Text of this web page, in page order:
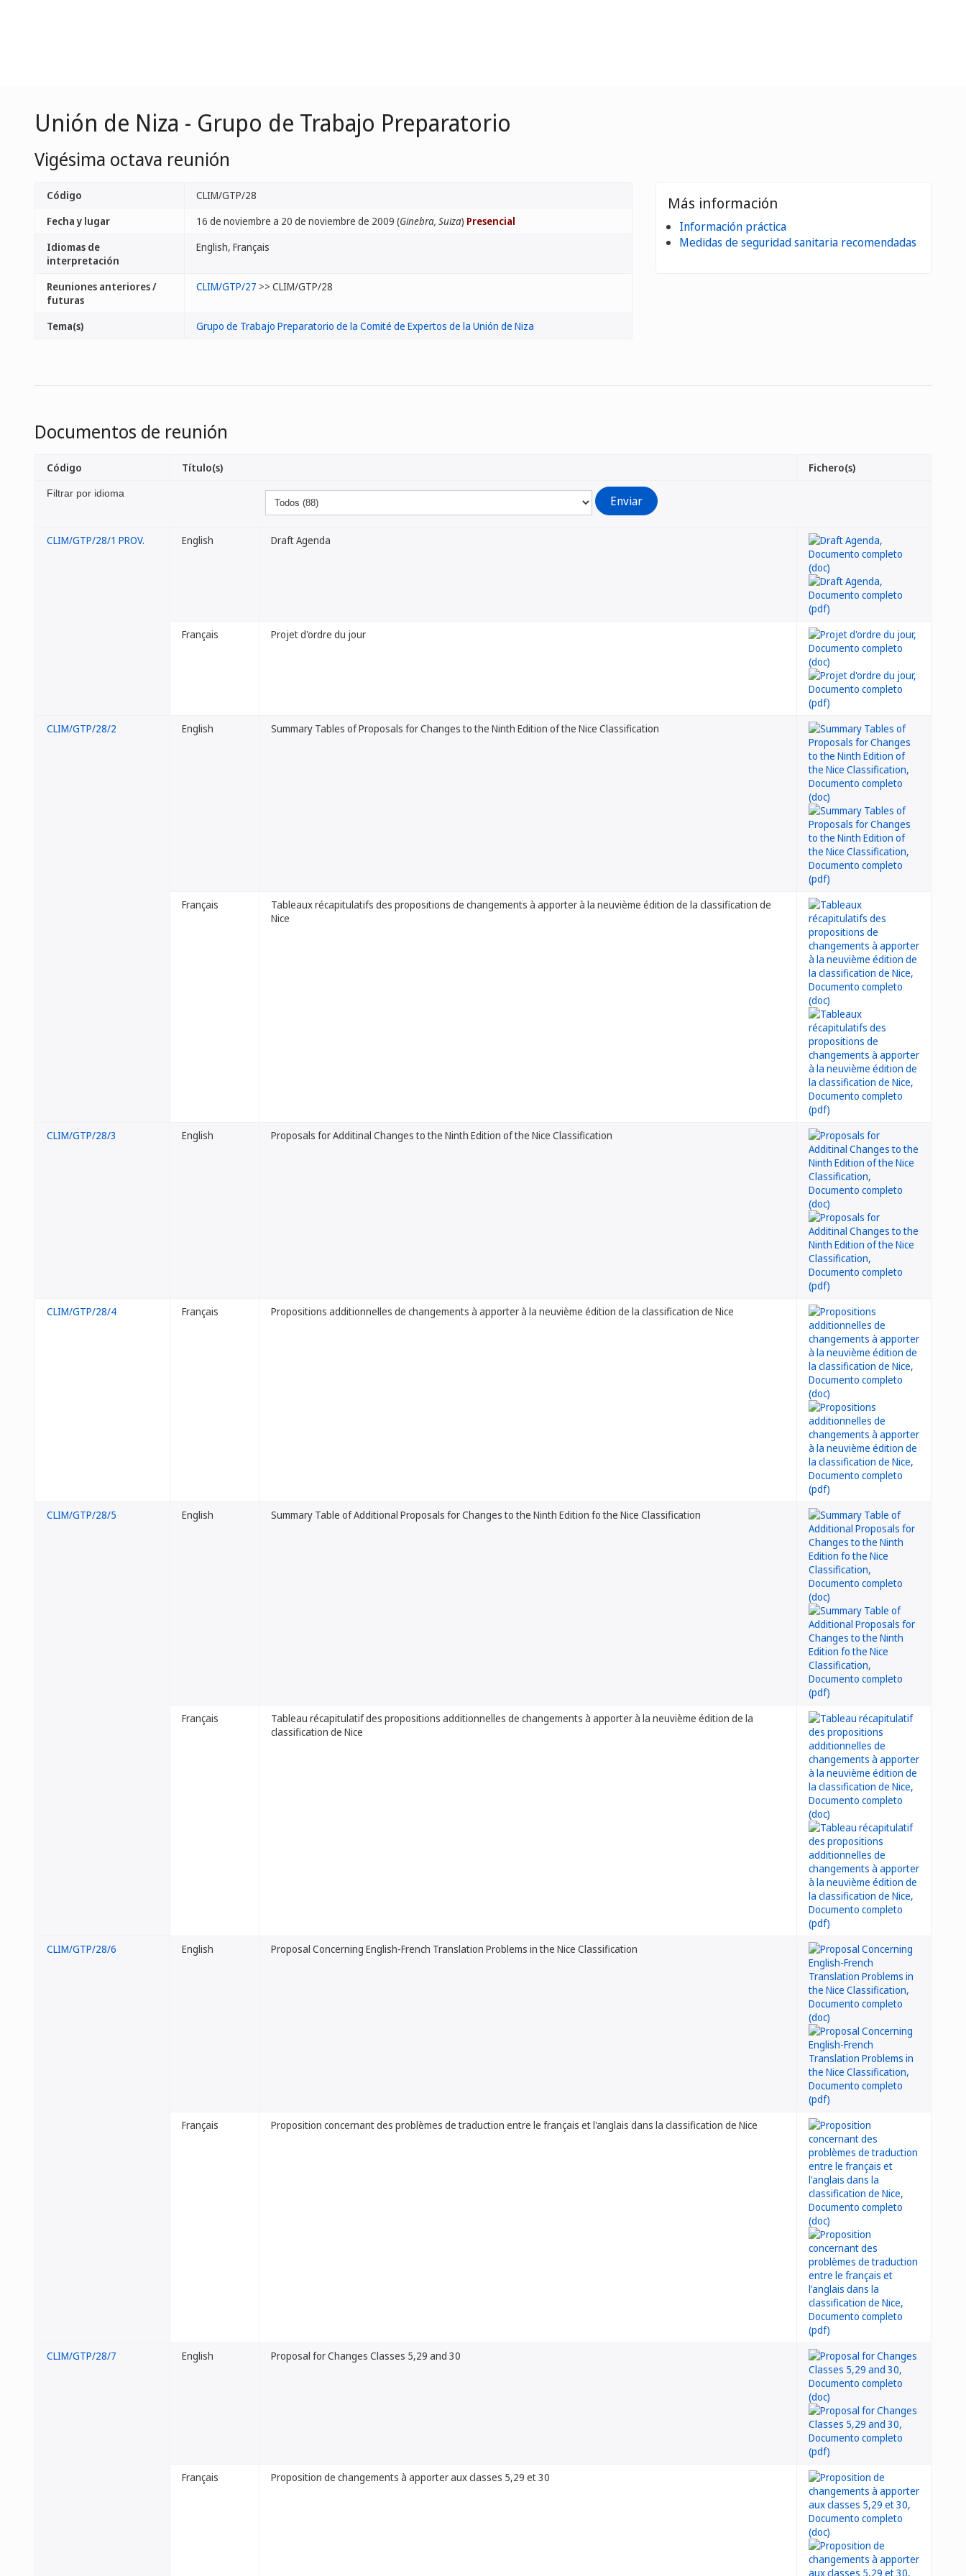
Unión de Niza - Grupo de Trabajo Preparatorio
Vigésima octava reunión
Código
CLIM/GTP/28
Fecha y lugar
16 de noviembre a 20 de noviembre de 2009 (Ginebra, Suiza) Presencial
Idiomas de
interpretación
English, Français
Reuniones anteriores /
futuras
CLIM/GTP/27 >> CLIM/GTP/28
Tema(s) Grupo de Trabajo Preparatorio de la Comité de Expertos de la Unión de Niza
Más información
Información práctica
Medidas de seguridad sanitaria recomendadas
Documentos de reunión
Filtrar por idioma
Código Título(s) Fichero(s)
CLIM/GTP/28/1 PROV. English Draft Agenda
Français Projet d'ordre du jour
CLIM/GTP/28/2 English Summary Tables of Proposals for Changes to the Ninth Edition of the Nice Classification
Français
Tableaux récapitulatifs des propositions de changements à apporter à la neuvième édition de la classification de
Nice
CLIM/GTP/28/3 English Proposals for Additinal Changes to the Ninth Edition of the Nice Classification
CLIM/GTP/28/4 Français Propositions additionnelles de changements à apporter à la neuvième édition de la classification de Nice
CLIM/GTP/28/5 English Summary Table of Additional Proposals for Changes to the Ninth Edition fo the Nice Classification
Français
Tableau récapitulatif des propositions additionnelles de changements à apporter à la neuvième édition de la
classification de Nice
CLIM/GTP/28/6 English Proposal Concerning English-French Translation Problems in the Nice Classification
Français Proposition concernant des problèmes de traduction entre le français et l'anglais dans la classification de Nice
CLIM/GTP/28/7 English Proposal for Changes Classes 5,29 and 30
Français Proposition de changements à apporter aux classes 5,29 et 30